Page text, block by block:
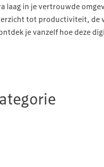
laag in je vertrouwde
tot productiviteit, de
je vanzelf hoe deze